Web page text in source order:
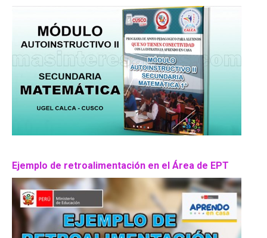
Ejemplo de retroalimentación en el Área de EPT